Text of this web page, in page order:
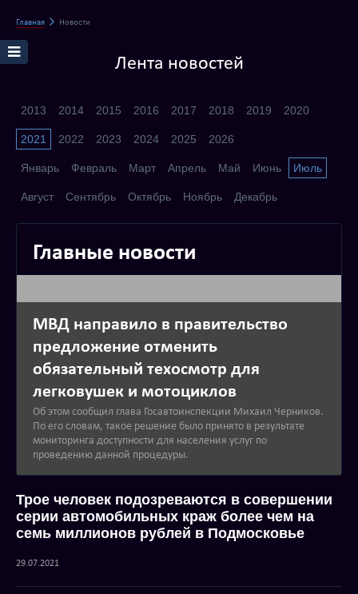
Главная Новости
Лента новостей
2013 2014 2015 2016 2017 2018 2019 2020
2021 2022 2023 2024 2025 2026
Январь Февраль Март Апрель Май Июнь Июль
Август Сентябрь Октябрь Ноябрь Декабрь
Главные новости
МВД направило в правительство
предложение отменить
обязательный техосмотр для
легковушек и мотоциклов
Об этом сообщил глава Госавтоинспекции Михаил Черников.
По его словам, такое решение было принято в результате
мониторинга доступности для населения услуг по
проведению данной процедуры.
Трое человек подозреваются в совершении
серии автомобильных краж более чем на
семь миллионов рублей в Подмосковье
29.07.2021